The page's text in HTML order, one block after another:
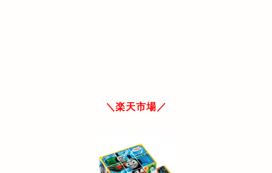
＼楽天市場／